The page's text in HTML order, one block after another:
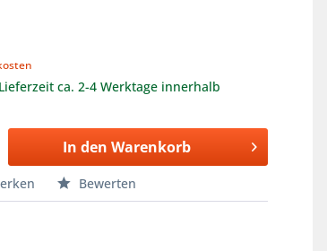
ca. 2-4 Werktage innerhalb
In den Warenkorb
Bewerten